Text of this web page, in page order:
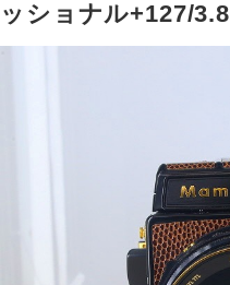
ッショナル+127/3.8